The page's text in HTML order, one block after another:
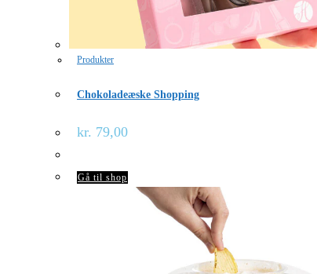
Produkter
Chokoladeæske Shopping
kr. 79,00
Gå til shop